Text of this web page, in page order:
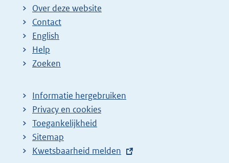
Over deze website
Contact
English
Help
Zoeken
Informatie hergebruiken
Privacy en cookies
Toegankelijkheid
Sitemap
E
Kwetsbaarheid melden